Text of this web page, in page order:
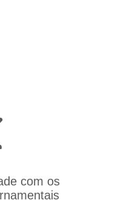
com os